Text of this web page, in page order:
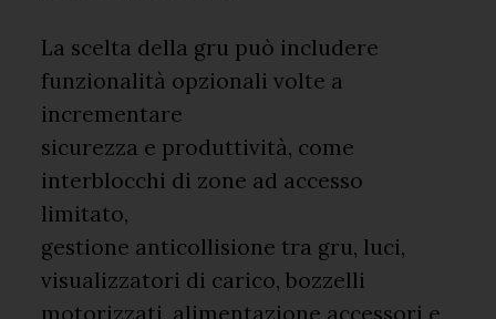
La scelta della gru può includere
funzionalità opzionali volte a
incrementare
sicurezza e produttività, come
interblocchi di zone ad accesso
limitato,
gestione anticollisione tra gru, luci,
visualizzatori di carico, bozzelli